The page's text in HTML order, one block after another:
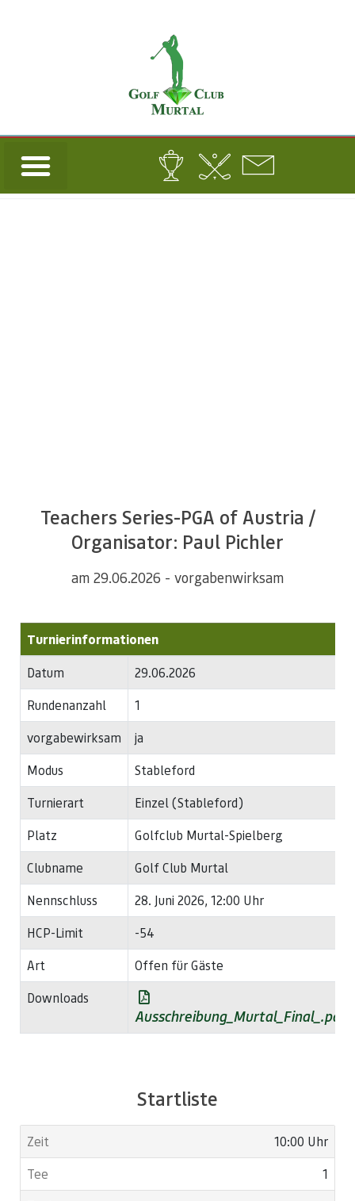
Teachers Series-PGA of Austria /
Organisator: Paul Pichler
am 29.06.2026 - vorgabenwirksam
Turnierinformationen
Datum
29.06.2026
Rundenanzahl
1
vorgabewirksam
ja
Modus
Stableford
Turnierart
Einzel (Stableford)
Platz
Golfclub Murtal-Spielberg
Clubname
Golf Club Murtal
Nennschluss
28. Juni 2026, 12:00 Uhr
HCP-Limit
-54
Art
Offen für Gäste
Downloads
Ausschreibung_Murtal_Final_.pdf
Startliste
10:00 Uhr
1